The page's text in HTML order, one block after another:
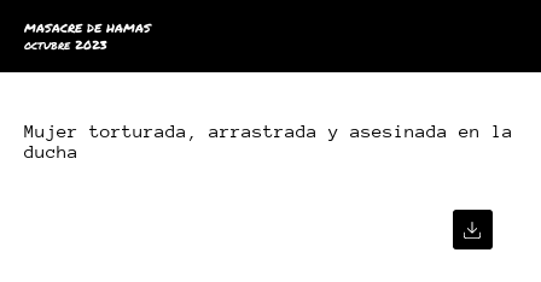
MASACRE DE HAMAS
octubre 2023
Mujer torturada, arrastrada y asesinada en la
ducha